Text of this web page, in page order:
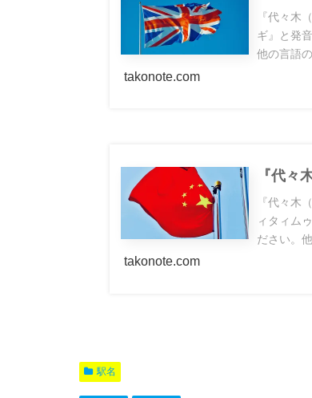
『代々木
ギ』と発
他の言語
takonote.com
『代々
『代々木
ィタィム
ださい。
takonote.com
駅名